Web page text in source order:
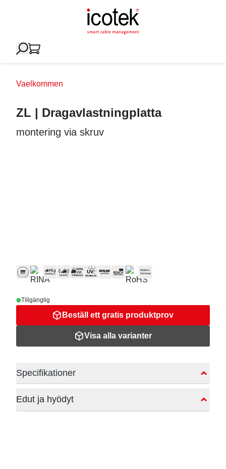
Vaelkommen
ZL | Dragavlastningplatta
montering via skruv
Tillgänglig
Beställ ett gratis produktprov
Visa alla varianter
Specifikationer
Edut ja hyödyt